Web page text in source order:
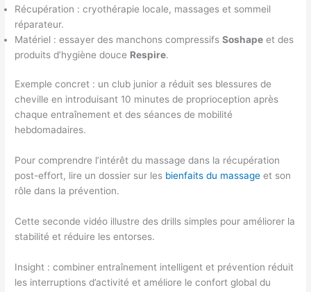
Récupération : cryothérapie locale, massages et sommeil
réparateur.
Matériel : essayer des manchons compressifsSoshape et des
produits d’hygiène douce Respire.
Exemple concret : un club junior a réduit ses blessures de
cheville en introduisant 10 minutes de proprioception après
chaque entraînement et des séances de mobilité
hebdomadaires.
Pour comprendre l’intérêt du massage dans la récupération
post-effort, lire un dossier sur les bienfaits du massage et son
rôle dans la prévention.
Cette seconde vidéo illustre des drills simples pour améliorer la
stabilité et réduire les entorses.
Insight : combiner entraînement intelligent et prévention réduit
les interruptions d’activité et améliore le confort global du